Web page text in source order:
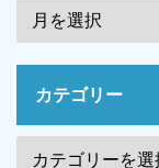
カテゴリー